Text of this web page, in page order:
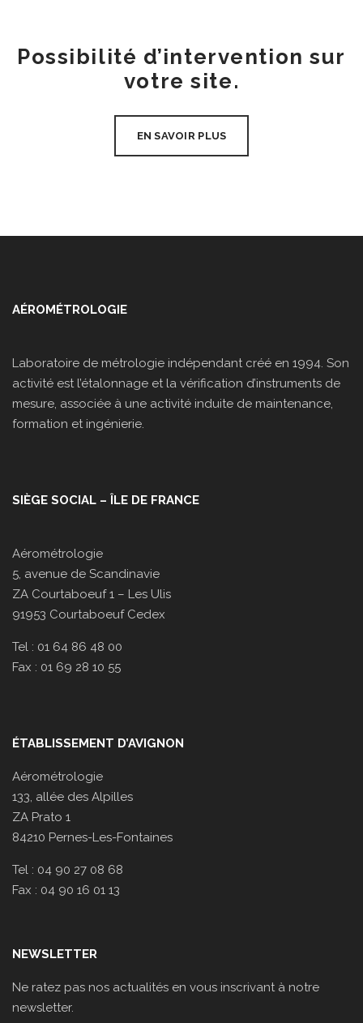
Possibilité d’intervention sur
votre site.
EN SAVOIR PLUS
AÉROMÉTROLOGIE
Laboratoire de métrologie indépendant créé en 1994. Son
activité est l’étalonnage et la vérification d’instruments de
mesure, associée à une activité induite de maintenance,
formation et ingénierie.
SIÈGE SOCIAL – ÎLE DE FRANCE
Aérométrologie
5, avenue de Scandinavie
ZA Courtaboeuf 1 – Les Ulis
91953 Courtaboeuf Cedex
Tel : 01 64 86 48 00
Fax : 01 69 28 10 55
ÉTABLISSEMENT D’AVIGNON
Aérométrologie
133, allée des Alpilles
ZA Prato 1
84210 Pernes-Les-Fontaines
Tel : 04 90 27 08 68
Fax : 04 90 16 01 13
NEWSLETTER
Ne ratez pas nos actualités en vous inscrivant à notre
newsletter.